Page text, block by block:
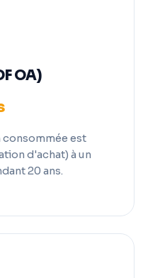
OA)
est
d'achat) à un
20 ans.